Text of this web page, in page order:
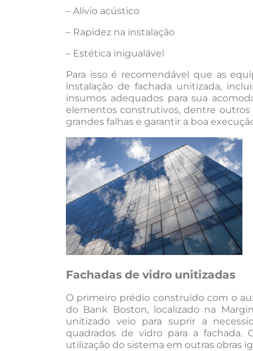
– Alívio acústico
– Rapidez na instalação
– Estética inigualável
Para isso é recomendável que as
instalação de fachada unitizada,
insumos adequados para sua
elementos construtivos, dentre outros
grandes falhas e garantir a boa
Fachadas de vidro unitizadas
O primeiro prédio construído com o
do Bank Boston, localizado na
unitizado veio para suprir a
quadrados de vidro para a fachada.
utilização do sistema em outras obras